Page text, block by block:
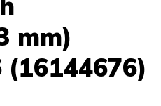
mm)
(16144676)